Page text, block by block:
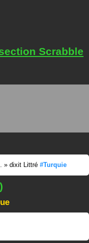
Scrabble
» dixit Littré #Turquie